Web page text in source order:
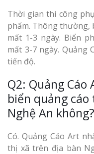
Thời gian thi công
phẩm. Thông thường,
mất 1-3 ngày. Biển
mất 3-7 ngày. Quảng
tiến độ.
Q2: Quảng
biển quảng
Nghệ An không?
Có. Quảng Cáo Art
thị xã trên địa bàn